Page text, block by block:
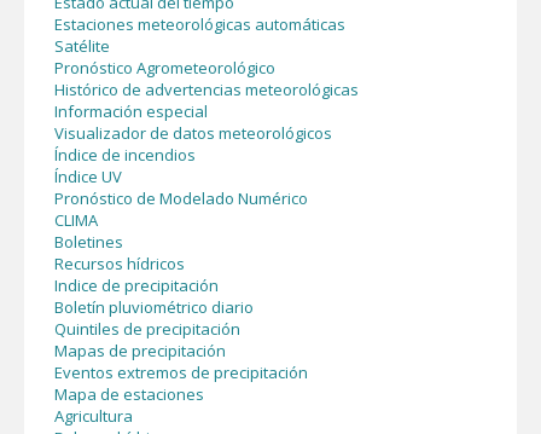
Estaciones meteorológicas automáticas
Satélite
Pronóstico Agrometeorológico
Histórico de advertencias meteorológicas
Información especial
Visualizador de datos meteorológicos
Índice de incendios
Índice UV
Pronóstico de Modelado Numérico
CLIMA
Boletines
Recursos hídricos
Indice de precipitación
Boletín pluviométrico diario
Quintiles de precipitación
Mapas de precipitación
Eventos extremos de precipitación
Mapa de estaciones
Agricultura